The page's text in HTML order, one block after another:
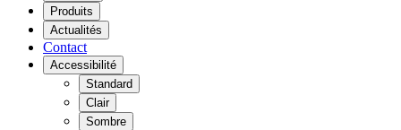
Produits
Actualités
Contact
Accessibilité
Standard
Clair
Sombre